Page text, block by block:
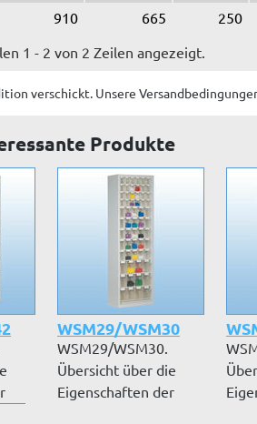
910 665
250
1 - 2 von 2 Zeilen angezeigt.
verschickt. Unsere
Produkte
WSM29/WSM30
WSM29/WSM30.
Übersicht über die
Eigenschaften der